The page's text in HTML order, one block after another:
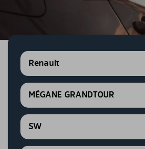
Renault
MÉGANE GRANDTOUR
SW